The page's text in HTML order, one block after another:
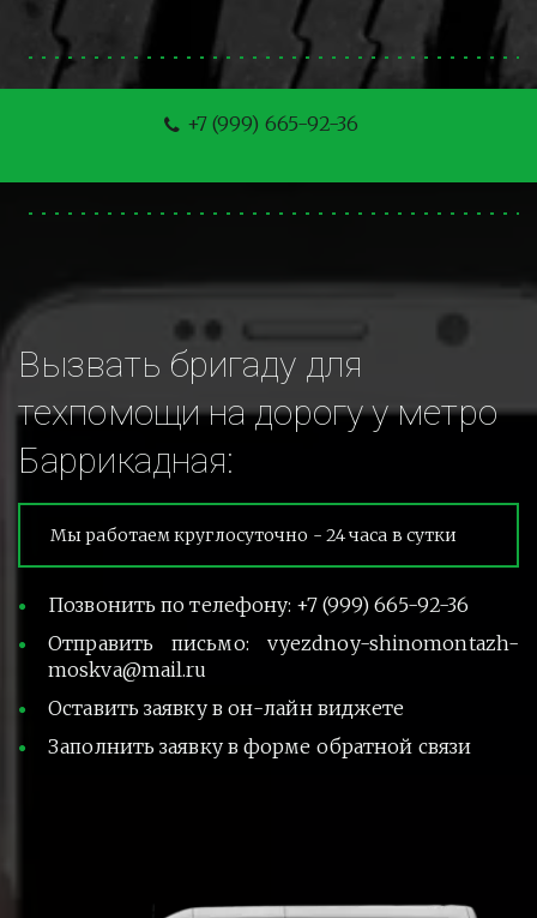
+7 (999) 665-92-36
Вызвать бригаду для
техпомощи на дорогу у метро
Баррикадная:
Мы работаем круглосуточно - 24 часа в сутки
Позвонить по телефону: +7 (999) 665-92-36
Отправить письмо: vyezdnoy-shinomontazh-
moskva@mail.ru
Оставить заявку в он-лайн виджете
Заполнить заявку в форме обратной связи